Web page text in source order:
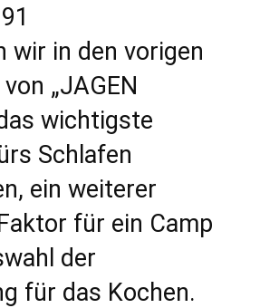
wir in den vorigen
„JAGEN
wichtigste
Schlafen
ein weiterer
für ein Camp
der
für das Kochen.